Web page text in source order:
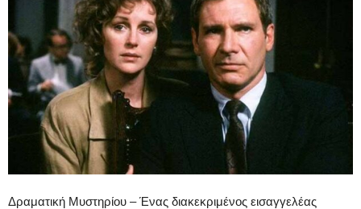
Δραματική Μυστηρίου – Ένας διακεκριμένος εισαγγελέας